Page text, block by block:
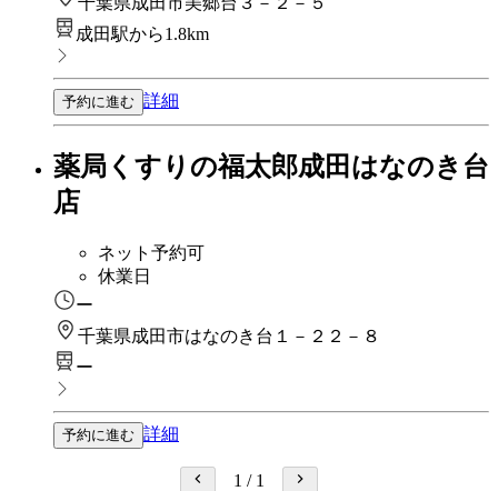
成田駅から1.8km
予約に進む 詳細
薬局くすりの福太郎成田はなのき台
店
ネット予約可
休業日
ー
千葉県成田市はなのき台１－２２－８
ー
予約に進む 詳細
1 / 1